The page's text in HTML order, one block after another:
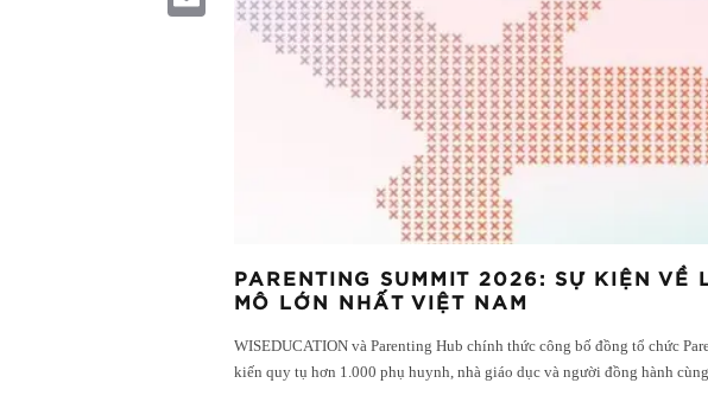
PARENTING SUMMIT 2026: SỰ KIỆN VỀ
MÔ LỚN NHẤT VIỆT NAM
WISEDUCATION và Parenting Hub chính thức công bố đồng tổ chức
kiến quy tụ hơn 1.000 phụ huynh, nhà giáo dục và người đồng hành